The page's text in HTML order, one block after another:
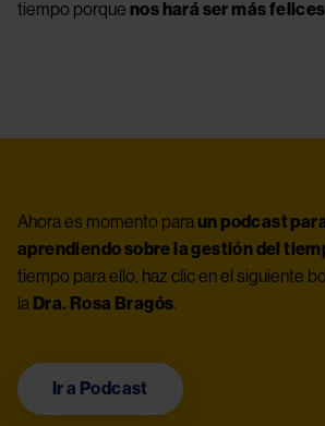
tiempo porque nos hará ser más
Ahora es momento para un podcast
aprendiendo sobre la gestión del
tiempo para ello, haz clic en el siguiente
la Dra. Rosa Bragós.
Ir a Podcast